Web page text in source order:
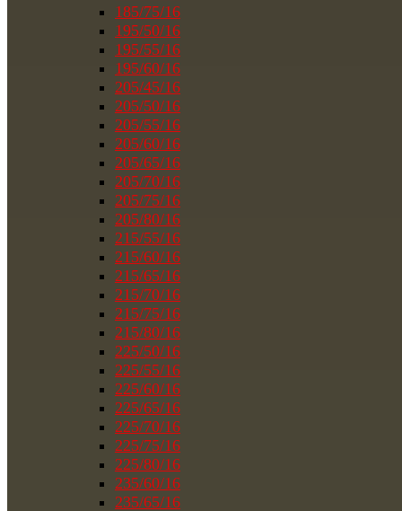
185/75/16
195/50/16
195/55/16
195/60/16
205/45/16
205/50/16
205/55/16
205/60/16
205/65/16
205/70/16
205/75/16
205/80/16
215/55/16
215/60/16
215/65/16
215/70/16
215/75/16
215/80/16
225/50/16
225/55/16
225/60/16
225/65/16
225/70/16
225/75/16
225/80/16
235/60/16
235/65/16